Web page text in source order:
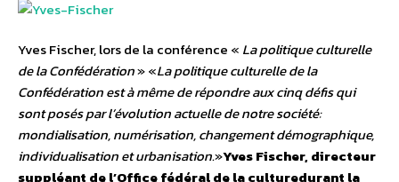
Yves Fischer, lors de la conférence « La politique culturelle
de la Confédération» «La politique culturelle de la
Confédération est à même de répondre aux cinq défis qui
sont posés par l’évolution actuelle de notre société:
mondialisation, numérisation, changement démographique,
individualisation et urbanisation.»Yves Fischer, directeur
suppléant de l’Office fédéral de la culturedurant la